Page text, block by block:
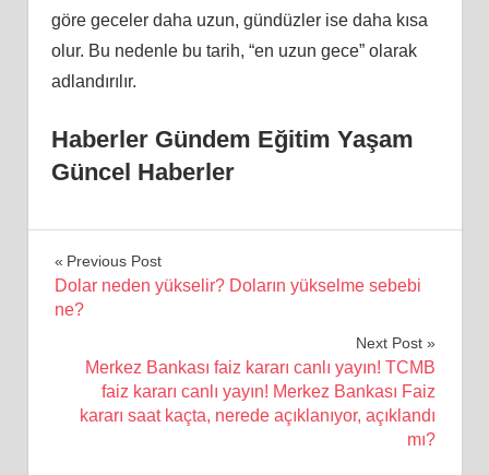
göre geceler daha uzun, gündüzler ise daha kısa
olur. Bu nedenle bu tarih, “en uzun gece” olarak
adlandırılır.
Haberler Gündem Eğitim Yaşam
Güncel Haberler
Yazı
gezinmesi
Previous Post
Dolar neden yükselir? Doların yükselme sebebi
ne?
Next Post
Merkez Bankası faiz kararı canlı yayın! TCMB
faiz kararı canlı yayın! Merkez Bankası Faiz
kararı saat kaçta, nerede açıklanıyor, açıklandı
mı?